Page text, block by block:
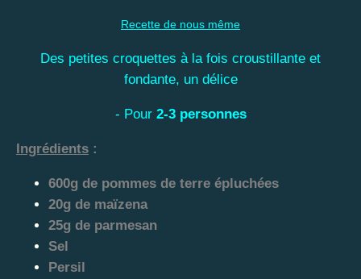
Recette de nous même
Des petites croquettes à la fois croustillante et
fondante, un délice
- Pour 2-3 personnes
Ingrédients :
600g de pommes de terre épluchées
20g de maïzena
25g de parmesan
Sel
Persil